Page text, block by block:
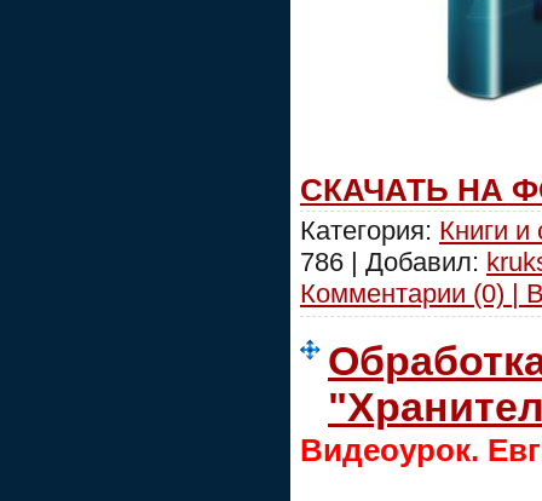
СКАЧАТЬ НА
Категория: Книги и
786 | Добавил:
Комментарии (0) |
Видеоурок.